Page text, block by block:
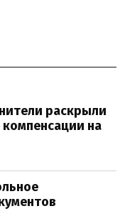
раскрыли
на